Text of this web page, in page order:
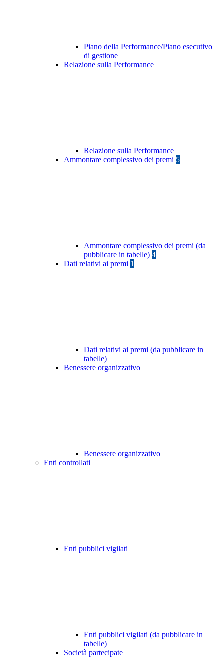
Piano della Performance/Piano esecutivo
di gestione
Relazione sulla Performance
Relazione sulla Performance
Ammontare complessivo dei premi 5
Ammontare complessivo dei premi (da
pubblicare in tabelle) 4
Dati relativi ai premi 1
Dati relativi ai premi (da pubblicare in
tabelle)
Benessere organizzativo
Benessere organizzativo
Enti controllati
Enti pubblici vigilati
Enti pubblici vigilati (da pubblicare in
tabelle)
Società partecipate